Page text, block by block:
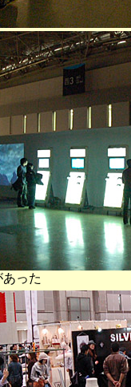
った